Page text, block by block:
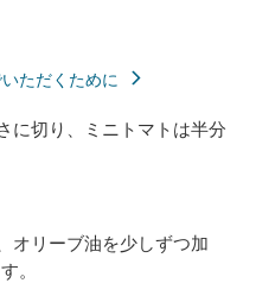
ただくために
に切り、ミニトマトは半分
オリーブ油を少しずつ加
。